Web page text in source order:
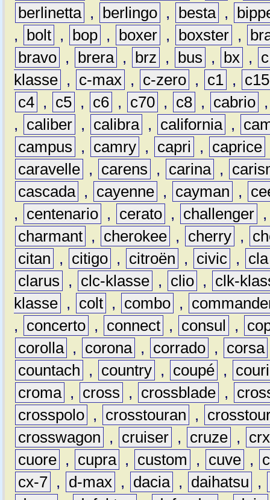
berlinetta , berlingo , besta ,
,
bolt , bop , boxer , boxster ,
bravo , brera , brz , bus , bx ,
c
klasse , c-max , c-zero , c1 ,
c15
c4 , c5 , c6 , c70 , c8 , cabrio
,
caliber , calibra , california ,
campus
, camry , capri , caprice
caravelle , carens , carina ,
cascada , cayenne , cayman ,
,
centenario , cerato , challenger
charmant , cherokee , cherry ,
citan
, citigo , citroën , civic ,
cla
clarus
, clc-klasse , clio ,
clk-
klasse , colt , combo ,
,
concerto , connect , consul ,
corolla , corona , corrado , corsa
countach
, country , coupé ,
croma , cross , crossblade ,
crosspolo , crosstouran ,
crosswagon
, cruiser , cruze ,
crx
cuore , cupra , custom , cuve ,
cx-7 , d-max , dacia , daihatsu
,